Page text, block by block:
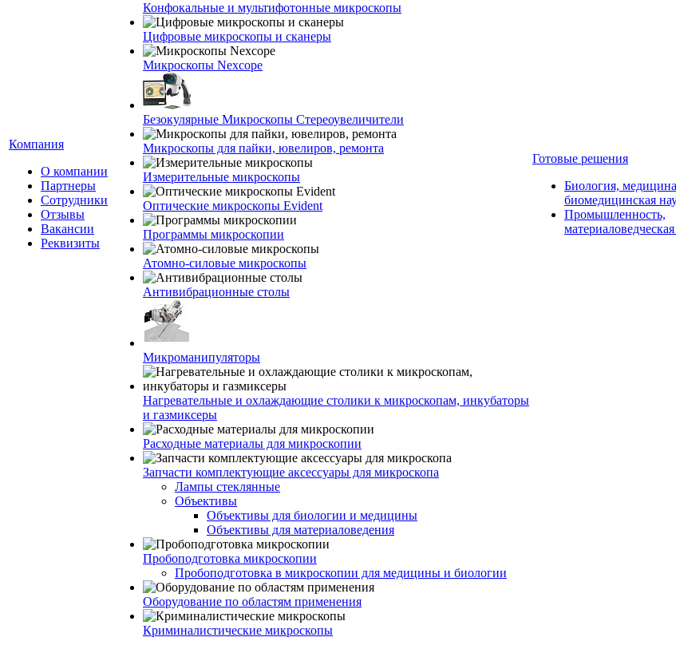
Компания
О компании
Партнеры
Сотрудники
Отзывы
Вакансии
Реквизиты
Конфокальные и мультифотонные микроскопы
Цифровые микроскопы и сканеры
Микроскопы Nexcope
Безокулярные Микроскопы Стереоувеличители
Микроскопы для пайки, ювелиров, ремонта
Измерительные микроскопы
Оптические микроскопы Evident
Программы микроскопии
Атомно-силовые микроскопы
Антивибрационные столы
Микроманипуляторы
Нагревательные и охлаждающие столики к микроскопам, инкубаторы
и газмиксеры
Расходные материалы для микроскопии
Запчасти комплектующие аксессуары для микроскопа
Лампы стеклянные
Объективы
Объективы для биологии и медицины
Объективы для материаловедения
Пробоподготовка микроскопии
Пробоподготовка в микроскопии для медицины и биологии
Оборудование по областям применения
Криминалистические микроскопы
Готовые решения
Биология,
биомедицинская
Промышленность,